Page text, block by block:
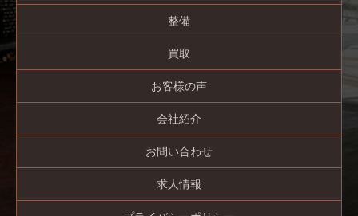
整備
買取
お客様の声
会社紹介
お問い合わせ
求人情報